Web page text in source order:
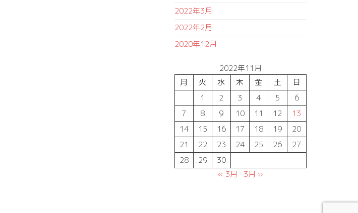
2022年3月
2022年2月
2020年12月
2022年11月
月
火 水 木 金 土
日
1
2 3 4 5
6
7
8 9 10 11 12
13
14
15 16 17 18 19
20
21
22 23 24 25 26
27
28
29
30
« 3月
3月 »